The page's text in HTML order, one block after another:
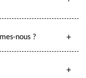
nous ?